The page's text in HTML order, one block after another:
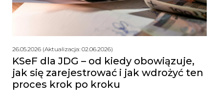
26.05.2026 (Aktualizacja: 02.06.2026)
KSeF dla JDG – od kiedy obowiązuje,
jak się zarejestrować i jak wdrożyć ten
proces krok po kroku